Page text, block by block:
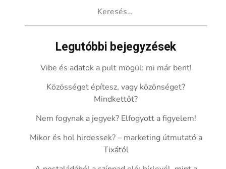
Legutóbbi bejegyzések
Vibe és adatok a pult mögül: mi már bent!
Közösséget építesz, vagy közönséget?
Mindkettőt?
Nem fogynak a jegyek? Elfogyott a figyelem!
Mikor és hol hirdessek? – marketing útmutató a
Tixától